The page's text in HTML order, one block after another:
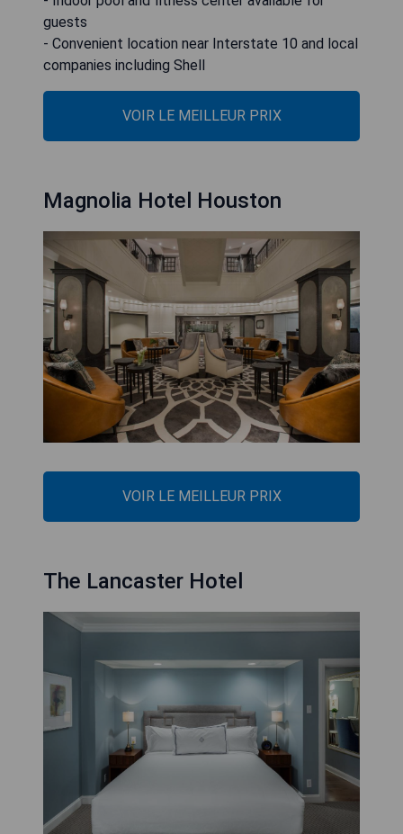
guests
- Convenient location near Interstate 10 and local
companies including Shell
VOIR LE MEILLEUR PRIX
Magnolia Hotel Houston
VOIR LE MEILLEUR PRIX
The Lancaster Hotel